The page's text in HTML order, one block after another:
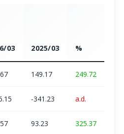
03 2025/03 %
149.17 249.72
-341.23 a.d.
93.23 325.37